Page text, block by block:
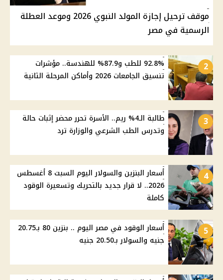
موقف ترحيل إجازة المولد النبوي 2026 وموعد العطلة
الرسمية في مصر
2
92.8% للطب و87.9% للهندسة.. مؤشرات
تنسيق الجامعات 2026 وأماكن المرحلة الثانية
3
طالبة الـ4% ريم.. الأسرة تحرر محضر إثبات حالة
وتدرس الطب الشرعي والوزارة ترد
4
أسعار البنزين والسولار اليوم السبت 8 أغسطس
2026.. لا قرار جديد بالتحريك وتسعيرة الوقود
كاملة
5
أسعار الوقود في مصر اليوم .. بنزين 80 بـ20.75
جنيه والسولار بـ20.50 جنيه